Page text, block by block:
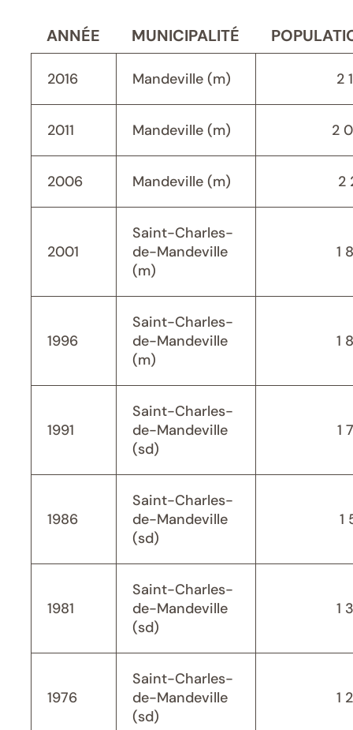
ANNÉE MUNICIPALITÉ
2016 Mandeville (m) 2
2011 Mandeville (m) 2
2006 Mandeville (m) 2
2001
Saint-Charles-
de-Mandeville
(m)
1
1996
Saint-Charles-
de-Mandeville
(m)
1
1991
Saint-Charles-
de-Mandeville
(sd)
1
1986
Saint-Charles-
de-Mandeville
(sd)
1
1981
Saint-Charles-
de-Mandeville
(sd)
1
1976
Saint-Charles-
de-Mandeville
(sd)
1